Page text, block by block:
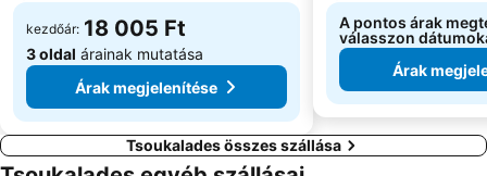
kezdőár: 18 005 Ft
3 oldal árainak mutatása
Árak megjelenítése
A pontos árak
válasszon
Árak
Tsoukalades összes szállása